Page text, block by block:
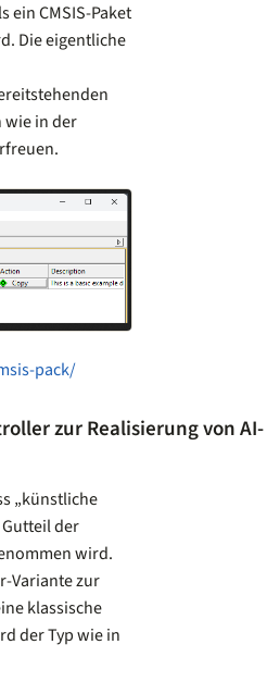
CMSIS-Paket
Die eigentliche
wie in der
pack/
zur Realisierung von AI-
„künstliche
der
wird.
Variante zur
klassische
der Typ wie in